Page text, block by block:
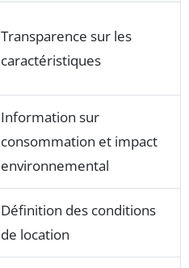
Transparence sur les
caractéristiques
Information sur
consommation et impact
environnemental
Définition des conditions
de location